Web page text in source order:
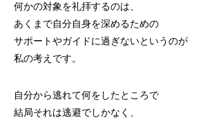
何かの対象を礼拝するのは、
あくまで自分自身を深めるための
サポートやガイドに過ぎないというのが
私の考えです。
自分から逃れて何をしたところで
結局それは逃避でしかなく、